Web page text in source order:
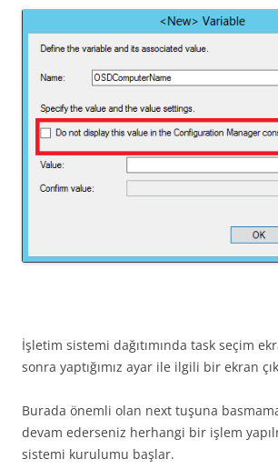
İşletim sistemi dağıtımında task seçim
sonra yaptığımız ayar ile ilgili bir ekran
Burada önemli olan next tuşuna
devam ederseniz herhangi bir işlem
sistemi kurulumu başlar.